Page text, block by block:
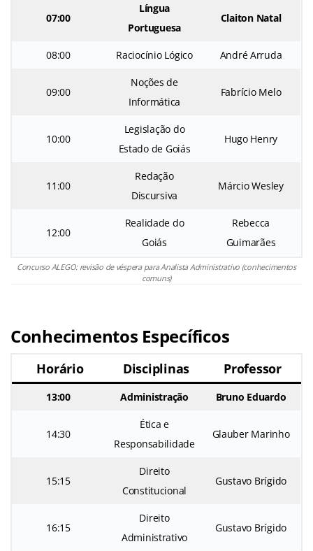
07:00
Língua
Portuguesa
Claiton Natal
08:00 Raciocínio Lógico André Arruda
09:00
Noções de
Informática
Fabrício Melo
10:00
Legislação do
Estado de Goiás
Hugo Henry
11:00
Redação
Discursiva
Márcio Wesley
12:00
Realidade do
Goiás
Rebecca
Guimarães
Concurso ALEGO: revisão de véspera para Analista Administrativo (conhecimentos
comuns)
Conhecimentos Específicos
Horário Disciplinas Professor
13:00 Administração Bruno Eduardo
14:30
Ética e
Responsabilidade
Glauber Marinho
15:15
Direito
Constitucional
Gustavo Brígido
16:15
Direito
Administrativo
Gustavo Brígido